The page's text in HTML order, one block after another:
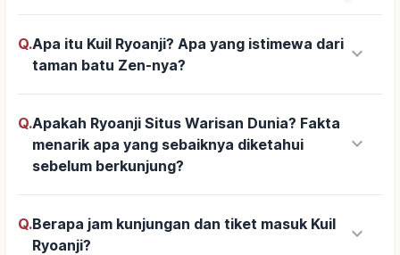
Q.Apa itu Kuil Ryoanji? Apa yang istimewa dari
taman batu Zen-nya?
keyboard_arrow_down
Q.Apakah Ryoanji Situs Warisan Dunia? Fakta
menarik apa yang sebaiknya diketahui
sebelum berkunjung?
keyboard_arrow_down
Q.Berapa jam kunjungan dan tiket masuk Kuil
Ryoanji?
keyboard_arrow_down